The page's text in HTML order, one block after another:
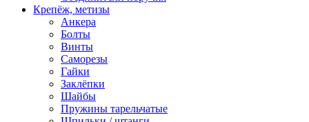
Крепёж, метизы
Анкера
Болты
Винты
Саморезы
Гайки
Заклёпки
Шайбы
Пружины тарельчатые